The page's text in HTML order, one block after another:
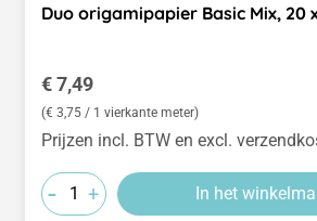
Duo origamipapier Basic Mix, 20
Normale prijs:
€ 7,49
(€ 3,75 / 1 vierkante meter)
Prijzen incl. BTW en excl.
- + In het